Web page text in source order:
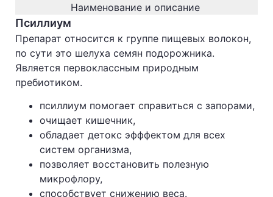
Наименование и описание
Псиллиум
Препарат относится к группе пищевых волокон,
по сути это шелуха семян подорожника.
Является первоклассным природным
пребиотиком.
псиллиум помогает справиться с запорами,
очищает кишечник,
обладает детокс эфффектом для всех
систем организма,
позволяет восстановить полезную
микрофлору,
способствует снижению веса.